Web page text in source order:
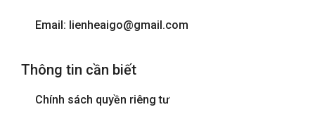
Email: lienheaigo@gmail.com
Thông tin cần biết
Chính sách quyền riêng tư